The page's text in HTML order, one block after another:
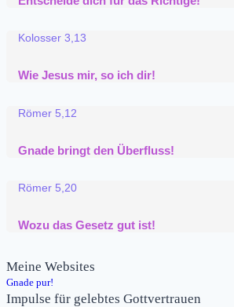
Kolosser 3,13
Wie Jesus mir, so ich dir!
Römer 5,12
Gnade bringt den Überfluss!
Römer 5,20
Wozu das Gesetz gut ist!
Meine Websites
Gnade pur!
Impulse für gelebtes Gottvertrauen